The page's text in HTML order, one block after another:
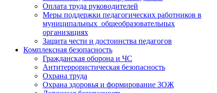
Оплата труда руководителей
Меры поддержки педагогических работников в
муниципальных общеобразовательных
организациях
Защита чести и достоинства педагогов
Комплексная безопасность
Гражданская оборона и ЧС
Антитеррористическая безопасность
Охрана труда
Охрана здоровья и формирование ЗОЖ